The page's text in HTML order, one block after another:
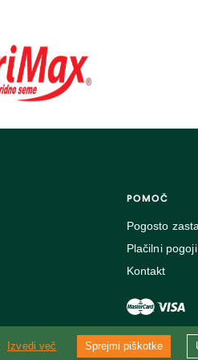
POMOČ
Pogosto
Plačilni pogoji
Kontakt
Izvedi več Sprejmi piškotke